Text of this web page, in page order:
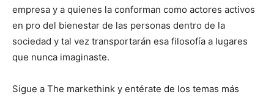
empresa y a quienes la conforman como actores activos
en pro del bienestar de las personas dentro de la
sociedad y tal vez transportarán esa filosofía a lugares
que nunca imaginaste.
Sigue a The markethink y entérate de los temas más